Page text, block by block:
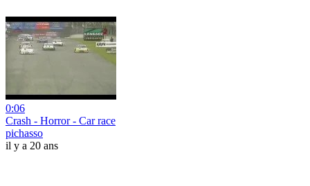
0:06
Crash - Horror - Car race
pichasso
il y a 20 ans